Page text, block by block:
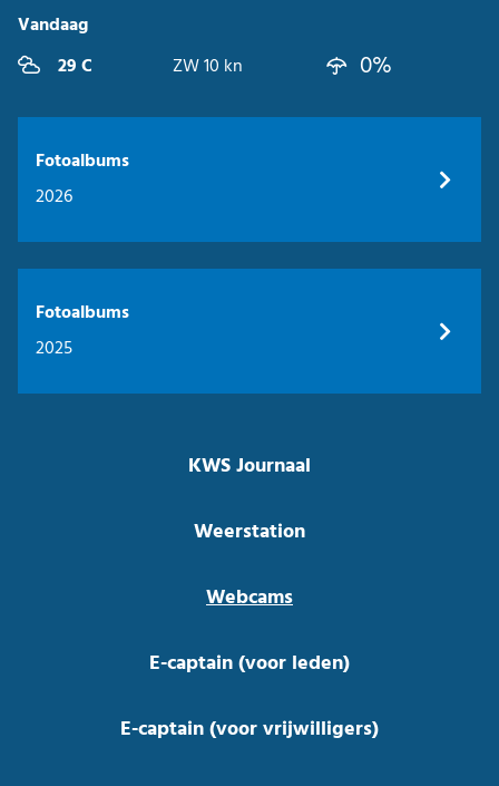
Vandaag
29 C
ZW 10 kn 0%
Fotoalbums
2026
Fotoalbums
2025
KWS Journaal
Weerstation
Webcams
E-captain (voor leden)
E-captain (voor vrijwilligers)